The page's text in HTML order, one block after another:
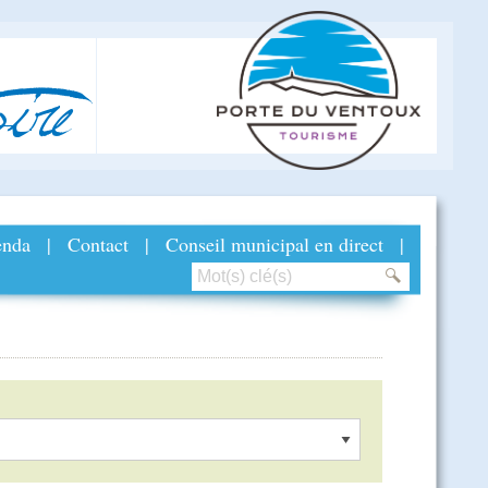
| Contact | Conseil municipal en direct |